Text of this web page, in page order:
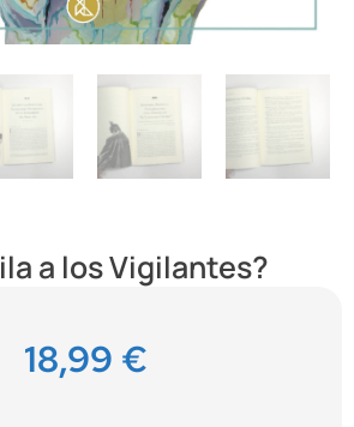
a los Vigilantes?
18,99 €